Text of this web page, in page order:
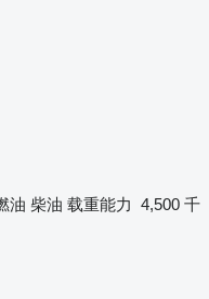
油 柴油 载重能力 4,500 千